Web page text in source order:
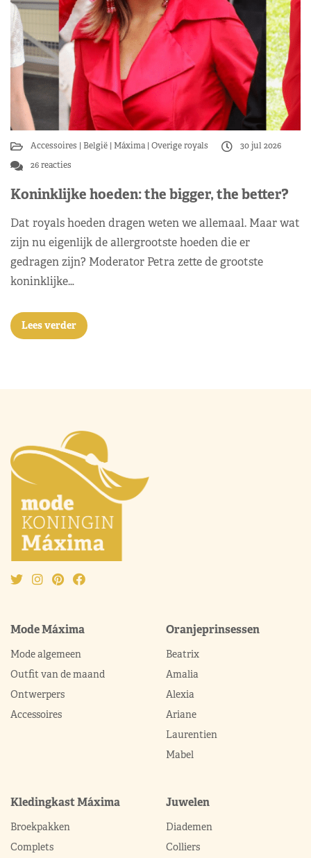
Accessoires België Máxima Overige royals
30 jul 2026
26 reacties
Koninklijke hoeden: the bigger, the better?
Dat royals hoeden dragen weten we allemaal. Maar wat
zijn nu eigenlijk de allergrootste hoeden die er
gedragen zijn? Moderator Petra zette de grootste
koninklijke…
Lees verder
Mode Máxima
Mode algemeen
Outfit van de maand
Ontwerpers
Accessoires
Oranjeprinsessen
Beatrix
Amalia
Alexia
Ariane
Laurentien
Mabel
Kledingkast Máxima
Broekpakken
Complets
Juwelen
Diademen
Colliers